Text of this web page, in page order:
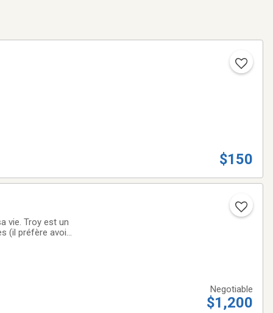
$150
vie. Troy est un
(il préfère avoir
Negotiable
$1,200